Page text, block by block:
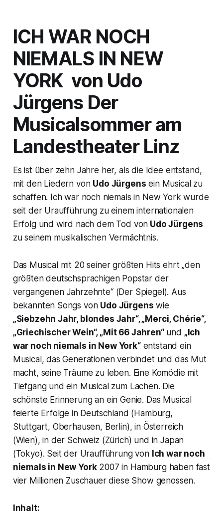
ICH WAR NOCH
NIEMALS IN NEW
YORK von Udo
Jürgens Der
Musicalsommer am
Landestheater Linz
Es ist über zehn Jahre her, als die Idee entstand,
mit den Liedern von Udo Jürgens ein Musical zu
schaffen. Ich war noch niemals in New York wurde
seit der Uraufführung zu einem internationalen
Erfolg und wird nach dem Tod von Udo Jürgens
zu seinem musikalischen Vermächtnis.
Das Musical mit 20 seiner größten Hits ehrt „den
größten deutschsprachigen Popstar der
vergangenen Jahrzehnte“ (Der Spiegel). Aus
bekannten Songs von Udo Jürgens wie
„Siebzehn Jahr, blondes Jahr“, „Merci, Chérie“,
„Griechischer Wein“, „Mit 66 Jahren“und „Ich
war noch niemals in New York“ entstand ein
Musical, das Generationen verbindet und das Mut
macht, seine Träume zu leben. Eine Komödie mit
Tiefgang und ein Musical zum Lachen. Die
schönste Erinnerung an ein Genie. Das Musical
feierte Erfolge in Deutschland (Hamburg,
Stuttgart, Oberhausen, Berlin), in Österreich
(Wien), in der Schweiz (Zürich) und in Japan
(Tokyo). Seit der Uraufführung von Ich war noch
niemals in New York2007 in Hamburg haben fast
vier Millionen Zuschauer diese Show genossen.
Inhalt: